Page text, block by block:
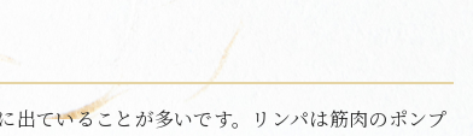
ていることが多いです。リンパは筋肉のポンプ